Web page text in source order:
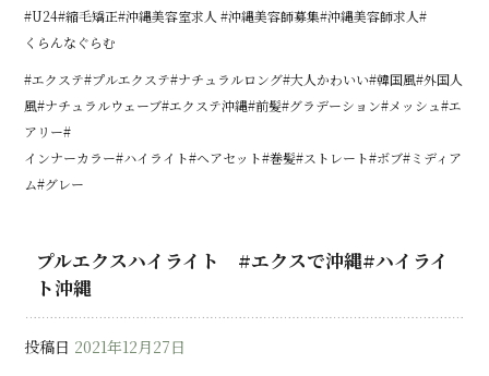
#U24#縮毛矯正#沖縄美容室求人 #沖縄美容師募集#沖縄美容師求人#
くらんなぐらむ
#エクステ#プルエクステ#ナチュラルロング#大人かわいい#韓国風#外国人
風#ナチュラルウェーブ#エクステ沖縄#前髪#グラデーション#メッシュ#エ
アリー#
インナーカラー#ハイライト#ヘアセット#巻髪#ストレート#ボブ#ミディア
ム#グレー
プルエクスハイライト #エクスで沖縄#ハイライ
ト沖縄
投稿日 2021年12月27日